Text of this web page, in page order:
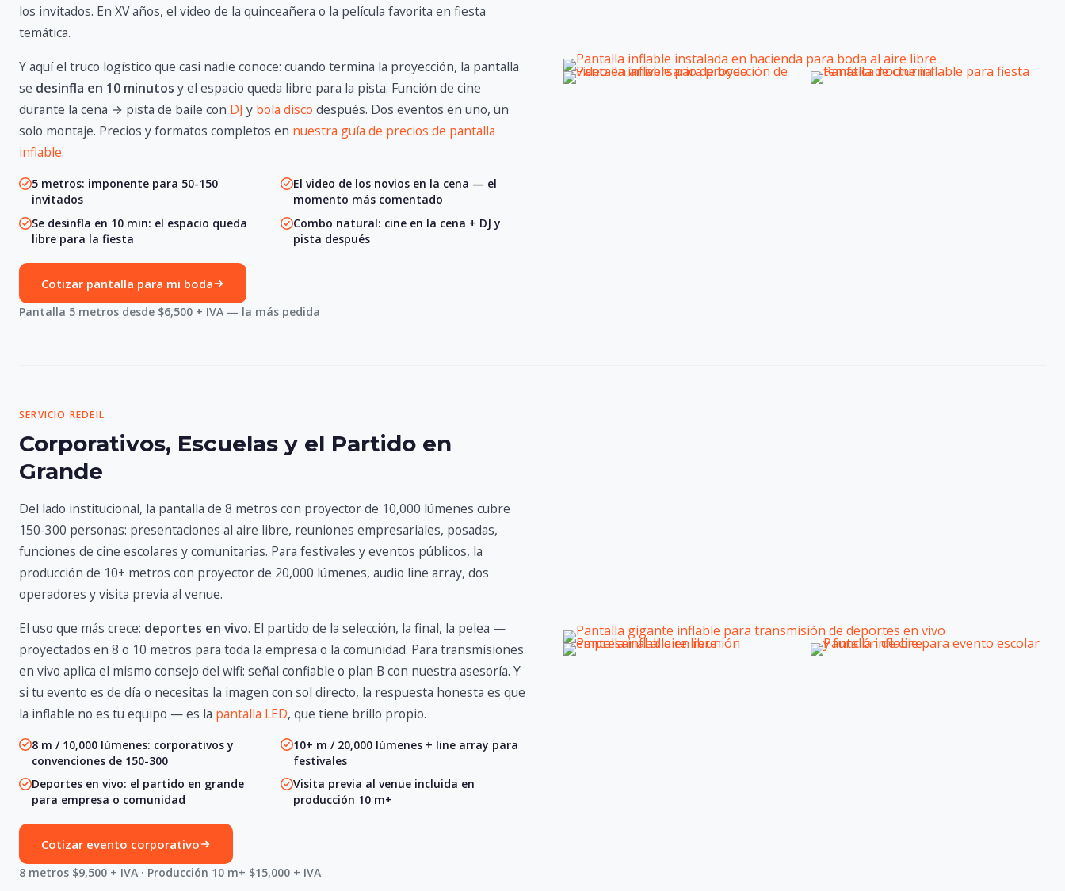
los invitados. En XV años, el video de la quinceañera o la película favorita en fiesta
temática.
Y aquí el truco logístico que casi nadie conoce: cuando termina la proyección, la pantalla
se desinfla en 10 minutos y el espacio queda libre para la pista. Función de cine
durante la cena → pista de baile con DJ y bola disco después. Dos eventos en uno, un
solo montaje. Precios y formatos completos en nuestra guía de precios de pantalla
inflable.
5 metros: imponente para 50-150
invitados
El video de los novios en la cena — el
momento más comentado
Se desinfla en 10 min: el espacio queda
libre para la fiesta
Combo natural: cine en la cena + DJ y
pista después
Cotizar pantalla para mi boda
Pantalla 5 metros desde $6,500 + IVA — la más pedida
SERVICIO REDEIL
Corporativos, Escuelas y el Partido en
Grande
Del lado institucional, la pantalla de 8 metros con proyector de 10,000 lúmenes cubre
150-300 personas: presentaciones al aire libre, reuniones empresariales, posadas,
funciones de cine escolares y comunitarias. Para festivales y eventos públicos, la
producción de 10+ metros con proyector de 20,000 lúmenes, audio line array, dos
operadores y visita previa al venue.
El uso que más crece: deportes en vivo. El partido de la selección, la final, la pelea —
proyectados en 8 o 10 metros para toda la empresa o la comunidad. Para transmisiones
en vivo aplica el mismo consejo del wifi: señal confiable o plan B con nuestra asesoría. Y
si tu evento es de día o necesitas la imagen con sol directo, la respuesta honesta es que
la inflable no es tu equipo — es la pantalla LED, que tiene brillo propio.
8 m / 10,000 lúmenes: corporativos y
convenciones de 150-300
10+ m / 20,000 lúmenes + line array para
festivales
Deportes en vivo: el partido en grande
para empresa o comunidad
Visita previa al venue incluida en
producción 10 m+
Cotizar evento corporativo
8 metros $9,500 + IVA · Producción 10 m+ $15,000 + IVA